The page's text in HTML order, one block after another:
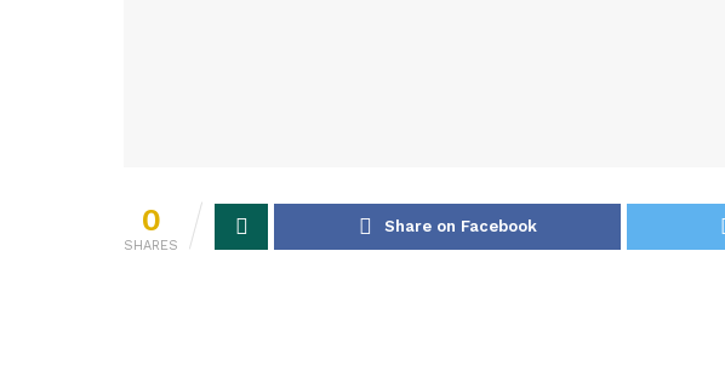
0
SHARES
Share on Facebook